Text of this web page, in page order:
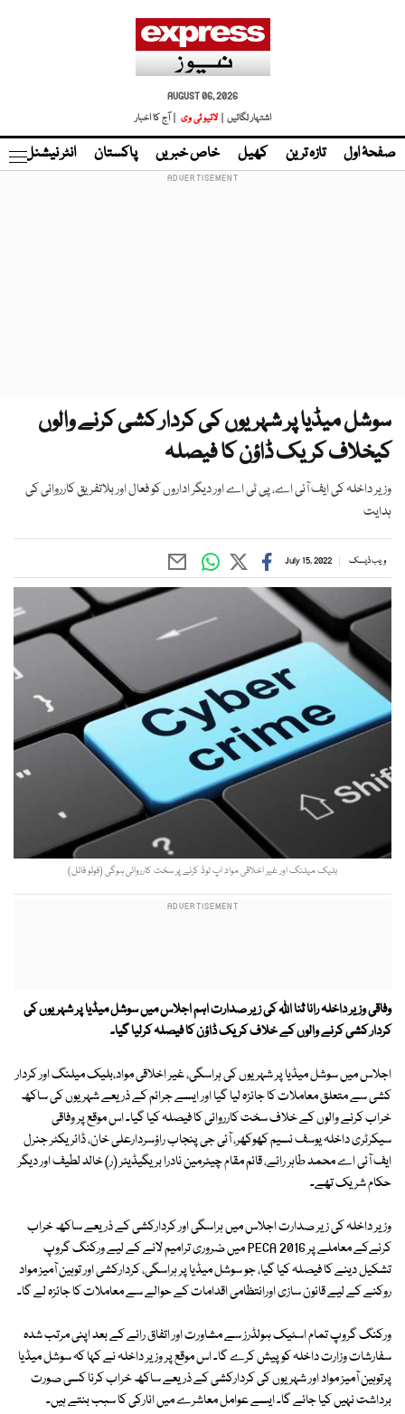
AUGUST 06, 2026
اشتہار لگائیں |
لائیو ٹی وی | آج کا اخبار
صفحۂ اول تازہ ترین کھیل خاص خبریں پاکستان انٹر نیشنل
سوشل میڈیا پر شہریوں کی کردار کشی کرنے والوں
کیخلاف کریک ڈاؤن کا فیصلہ
وزیر داخلہ کی ایف آئی اے، پی ٹی اے اور دیگر اداروں کو فعال اور بلاتفریق کارروائی کی
ہدایت
ویب ڈیسک July 15, 2022
بلیک میلنگ اور غیر اخلاقی مواد اپ لوڈ کرنے پر سخت کارروائی ہوگی (فوٹو فائل)
وفاقی وزیر داخلہ رانا ثنا اللہ کی زیر صدارت اہم اجلاس میں سوشل میڈیا پر شہریوں کی
کردار کشی کرنے والوں کے خلاف کریک ڈاؤن کا فیصلہ کرلیا گیا۔
اجلاس میں سوشل میڈیا پر شہریوں کی ہراسگی، غیر اخلاقی مواد،بلیک میلنگ اور کردار
کشی سے متعلق معاملات کا جائزہ لیا گیا اور ایسے جرائم کے ذریعے شہریوں کی ساکھ
خراب کرنے والوں کے خلاف سخت کارروائی کا فیصلہ کیا گیا۔ اس موقع پر وفاقی
سیکرٹری داخلہ یوسف نسیم کھوکھر، آئی جی پنجاب راؤسردارعلی خان، ڈائریکٹر جنرل
ایف آئی اے محمد طاہر رائے، قائم مقام چیئرمین نادرا بریگیڈیئر (ر) خالد لطیف اور دیگر
حکام شریک تھے۔
وزیر داخلہ کی زیر صدارت اجلاس میں ہراسگی اور کردارکشی کے ذریعے ساکھ خراب
کرنےکے معاملے پر PECA 2016 میں ضروری ترامیم لانے کے لیے ورکنگ گروپ
تشکیل دینے کا فیصلہ کیا گیا، جو سوشل میڈیا پر ہراسگی، کردارکشی اور توہین آمیز مواد
روکنے کے لیے قانون سازی اورانتظامی اقدامات کے حوالے سے معاملات کا جائزہ لے گا۔
ورکنگ گروپ تمام اسٹیک ہولڈرز سے مشاورت اور اتفاق رائے کے بعد اپنی مرتب شدہ
سفارشات وزارت داخلہ کو پیش کرے گا۔ اس موقع پر وزیر داخلہ نے کہا کہ سوشل میڈیا
پرتوہین آمیز مواد اور شہریوں کی کردارکشی کے ذریعے ساکھ خراب کرنا کسی صورت
برداشت نہیں کیا جائے گا۔ ایسے عوامل معاشرے میں انارکی کا سبب بنتے ہیں۔